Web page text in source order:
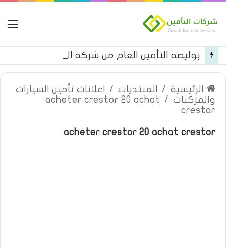
الرئيسية / المنتديات /
اعلانات تأمين السيارات
والمركبات /
acheter crestor 20 achat
crestor
acheter crestor 20 achat crestor